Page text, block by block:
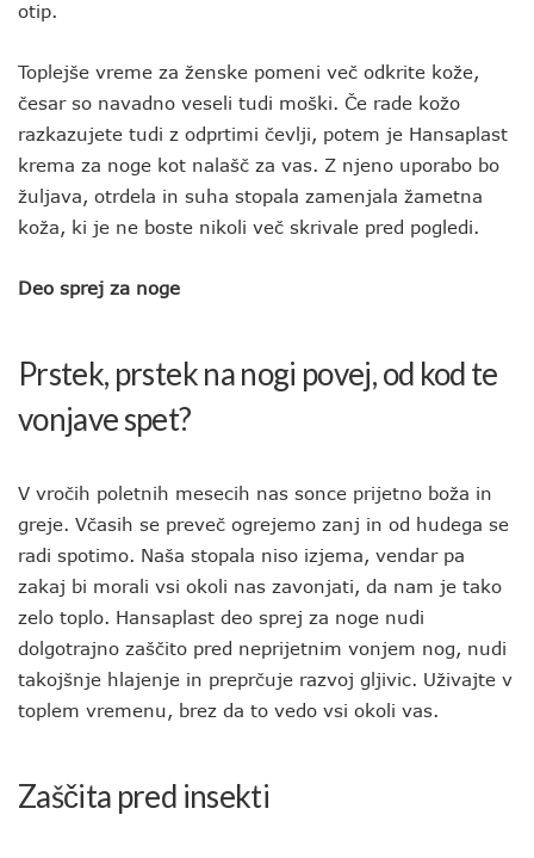
otip.
Toplejše vreme za ženske pomeni več odkrite kože,
česar so navadno veseli tudi moški. Če rade kožo
razkazujete tudi z odprtimi čevlji, potem je Hansaplast
krema za noge kot nalašč za vas. Z njeno uporabo bo
žuljava, otrdela in suha stopala zamenjala žametna
koža, ki je ne boste nikoli več skrivale pred pogledi.
Deo sprej za noge
Prstek, prstek na nogi povej, od kod te
vonjave spet?
V vročih poletnih mesecih nas sonce prijetno boža in
greje. Včasih se preveč ogrejemo zanj in od hudega se
radi spotimo. Naša stopala niso izjema, vendar pa
zakaj bi morali vsi okoli nas zavonjati, da nam je tako
zelo toplo. Hansaplast deo sprej za noge nudi
dolgotrajno zaščito pred neprijetnim vonjem nog, nudi
takojšnje hlajenje in preprčuje razvoj gljivic. Uživajte v
toplem vremenu, brez da to vedo vsi okoli vas.
Zaščita pred insekti